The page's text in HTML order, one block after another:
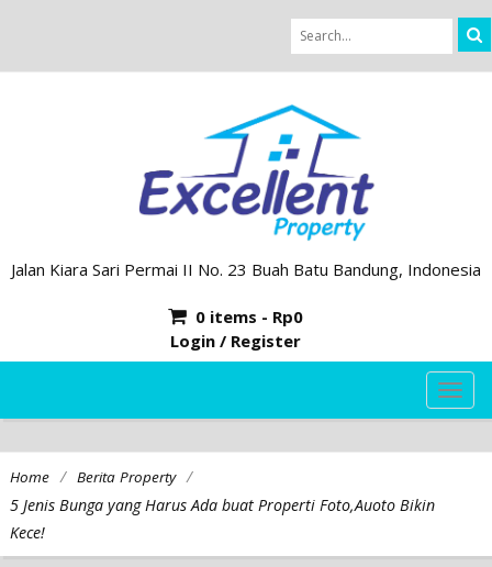
Jalan Kiara Sari Permai II No. 23 Buah Batu Bandung, Indonesia
0 items - Rp0
Login / Register
Home / Berita Property /
5 Jenis Bunga yang Harus Ada buat Properti Foto,Auoto Bikin
Kece!